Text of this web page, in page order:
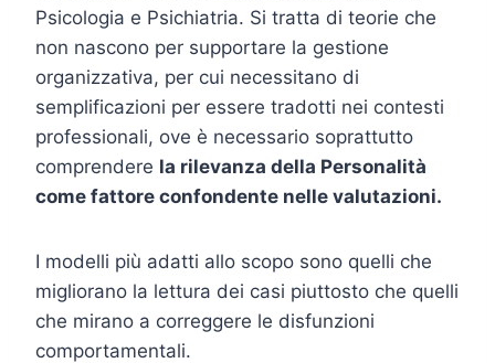
Psicologia e Psichiatria. Si tratta di teorie che
non nascono per supportare la gestione
organizzativa, per cui necessitano di
semplificazioni per essere tradotti nei contesti
professionali, ove è necessario soprattutto
comprendere la rilevanza della Personalità
come fattore confondente nelle valutazioni.
I modelli più adatti allo scopo sono quelli che
migliorano la lettura dei casi piuttosto che quelli
che mirano a correggere le disfunzioni
comportamentali.